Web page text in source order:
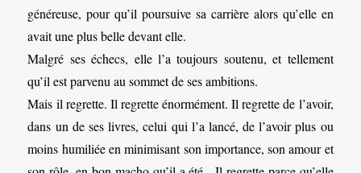
généreuse, pour qu’il poursuive sa carrière alors qu’elle en
avait une plus belle devant elle.
Malgré ses échecs, elle l’a toujours soutenu, et tellement
qu’il est parvenu au sommet de ses ambitions.
Mais il regrette. Il regrette énormément. Il regrette de l’avoir,
dans un de ses livres, celui qui l’a lancé, de l’avoir plus ou
moins humiliée en minimisant son importance, son amour et